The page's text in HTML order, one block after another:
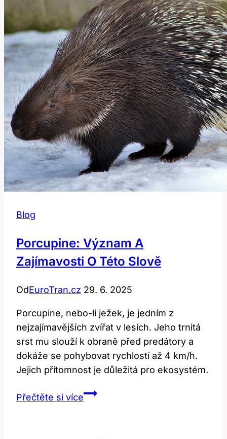
Populární
Zkratku?
Blog
Porcupine: Význam A
Zajímavosti O Této Slově
OdEuroTran.cz 29. 6. 2025
Porcupine, nebo-li ježek, je jedním z
nejzajímavějších zvířat v lesích. Jeho trnitá
srst mu slouží k obraně před predátory a
dokáže se pohybovat rychlostí až 4 km/h.
Jejich přítomnost je důležitá pro ekosystém.
Přečtěte si vícePorcupine: